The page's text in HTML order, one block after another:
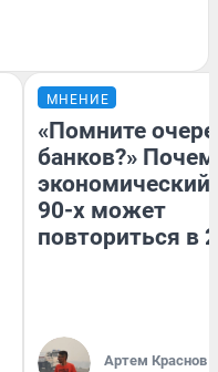
МНЕНИЕ
«Помните
банков?»
экономический
90-х может
повториться в
Артем Краснов